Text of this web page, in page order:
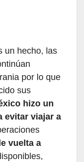
un hecho, las
por lo que
sus
hizo un
evitar viajar a
vuelta a